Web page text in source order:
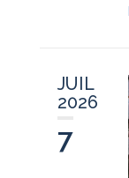
JUIL
2026
7